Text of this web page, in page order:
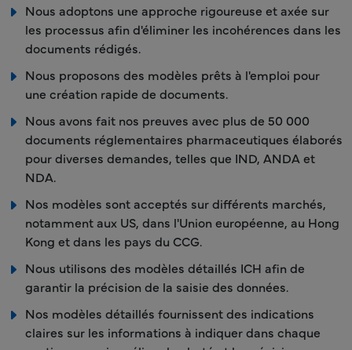
Nous adoptons une approche rigoureuse et axée sur
les processus afin d'éliminer les incohérences dans les
documents rédigés.
Nous proposons des modèles prêts à l'emploi pour
une création rapide de documents.
Nous avons fait nos preuves avec plus de 50 000
documents réglementaires pharmaceutiques élaborés
pour diverses demandes, telles que IND, ANDA et
NDA.
Nos modèles sont acceptés sur différents marchés,
notamment aux US, dans l'Union européenne, au Hong
Kong et dans les pays du CCG.
Nous utilisons des modèles détaillés ICH afin de
garantir la précision de la saisie des données.
Nos modèles détaillés fournissent des indications
claires sur les informations à indiquer dans chaque